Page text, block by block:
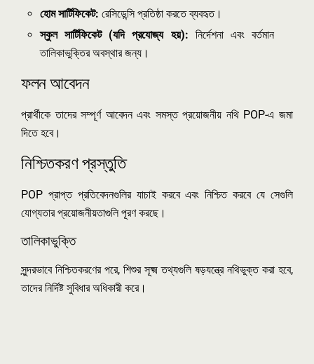
হোম সার্টিফিকেট: রেসিডেন্সি প্রতিষ্ঠা করতে ব্যবহৃত।
স্কুল সার্টিফিকেট (যদি প্রযোজ্য হয়): নির্দেশনা এবং বর্তমান
তালিকাভুক্তির অবস্থার জন্য।
ফলন আবেদন
প্রার্থীকে তাদের সম্পূর্ণ আবেদন এবং সমস্ত প্রয়োজনীয় নথি POP-এ জমা
দিতে হবে।
নিশ্চিতকরণ প্রস্তুতি
POP প্রাপ্ত প্রতিবেদনগুলির যাচাই করবে এবং নিশ্চিত করবে যে সেগুলি
যোগ্যতার প্রয়োজনীয়তাগুলি পূরণ করছে।
তালিকাভুক্তি
সুন্দরভাবে নিশ্চিতকরণের পরে, শিশুর সূক্ষ্ম তথ্যগুলি ষড়যন্ত্রে নথিভুক্ত করা হবে,
তাদের নির্দিষ্ট সুবিধার অধিকারী করে।